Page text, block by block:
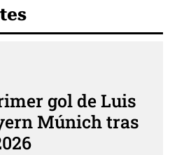
gol de Luis
Múnich tras